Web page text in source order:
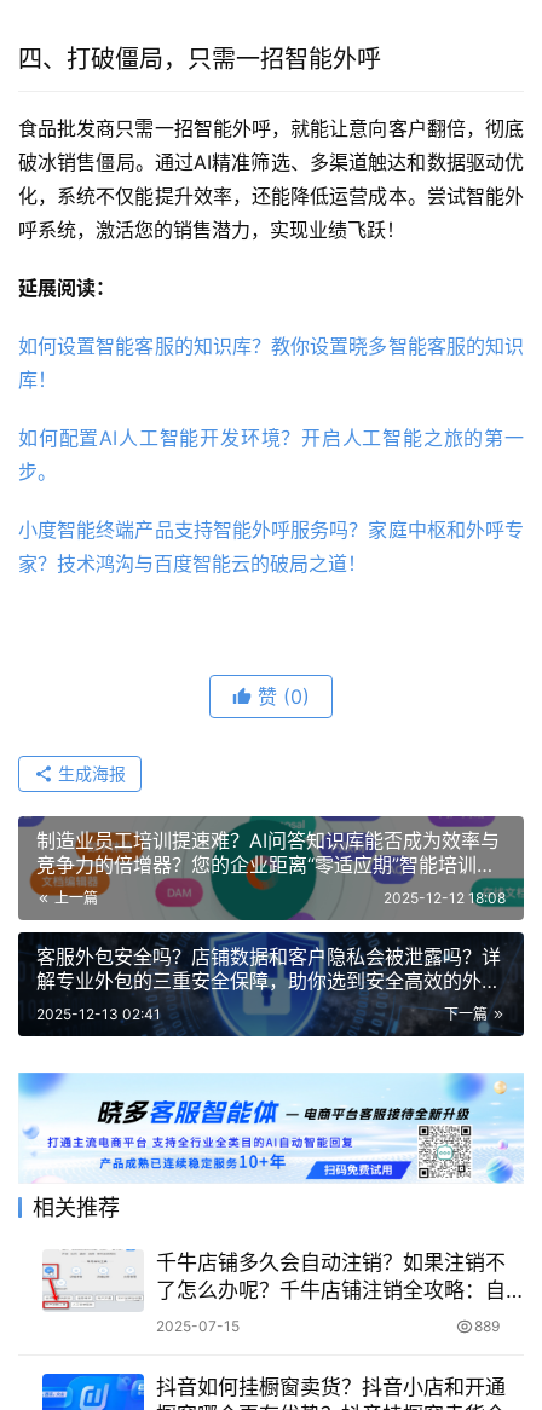
四、打破僵局，只需一招智能外呼
食品批发商只需一招智能外呼，就能让意向客户翻倍，彻底
破冰销售僵局。通过AI精准筛选、多渠道触达和数据驱动优
化，系统不仅能提升效率，还能降低运营成本。尝试智能外
呼系统，激活您的销售潜力，实现业绩飞跃！
延展阅读：
如何设置智能客服的知识库？教你设置晓多智能客服的知识
库！
如何配置AI人工智能开发环境？开启人工智能之旅的第一
步。
小度智能终端产品支持智能外呼服务吗？家庭中枢和外呼专
家？技术鸿沟与百度智能云的破局之道！
赞 (0)
生成海报
制造业员工培训提速难？AI问答知识库能否成为效率与
竞争力的倍增器？您的企业距离“零适应期”智能培训只
差一个AI问答系统！
上一篇 2025-12-12 18:08
客服外包安全吗？店铺数据和客户隐私会被泄露吗？详
解专业外包的三重安全保障，助你选到安全高效的外包
服务！
下一篇
2025-12-13 02:41
相关推荐
千牛店铺多久会自动注销？如果注销不
了怎么办呢？千牛店铺注销全攻略：自
动时限规定与无法注销解决指南！
2025-07-15 889
抖音如何挂橱窗卖货？抖音小店和开通